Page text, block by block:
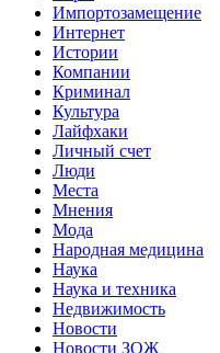
Импортозамещение
Интернет
Истории
Компании
Криминал
Культура
Лайфхаки
Личный счет
Люди
Места
Мнения
Мода
Народная медицина
Наука
Наука и техника
Недвижимость
Новости
Новости ЗОЖ